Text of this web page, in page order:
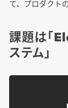
て、プロダクト
課題は「
ステム」